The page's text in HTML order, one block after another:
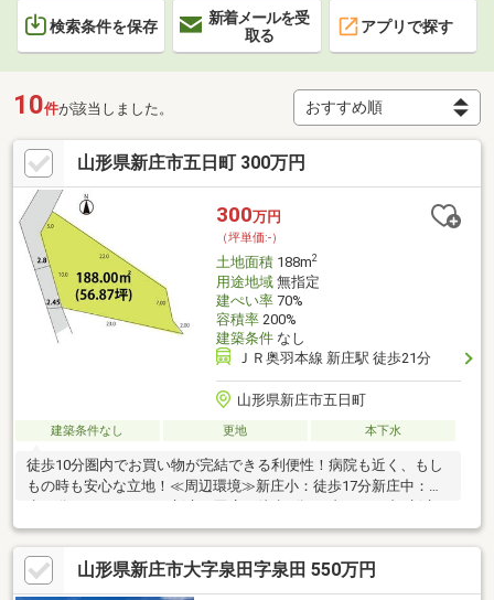
検索条件を保存
新着メールを受
取る
アプリで探す
10件が該当しました。
山形県新庄市五日町 300万円
300万円
（坪単価:-）
土地面積188m2
用途地域無指定
建ぺい率70%
容積率200%
建築条件なし
ＪＲ奥羽本線 新庄駅 徒歩21分
山形県新庄市五日町
建築条件なし 更地 本下水
徒歩10分圏内でお買い物が完結できる利便性！病院も近く、もし
もの時も安心な立地！≪周辺環境≫新庄小：徒歩17分新庄中：徒
歩21分ヨークベニマル新庄下田店：徒歩4分セブンイレブン新庄
新町店：徒歩6分ヤマザワ新庄宮内店：徒歩7分ドラッグヤマザワ
新庄宮内店：徒歩7分新庄駅：徒歩19分山形県立新庄病院：徒歩
29分≪店舗情報≫ユニテハウス山形023-631-5379「スーモを見
て」とお伝えください♪
山形県新庄市大字泉田字泉田 550万円